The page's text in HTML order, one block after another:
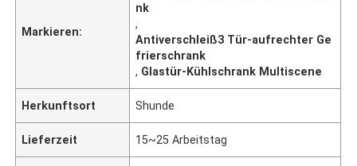
Markieren:
nk
,
Antiverschleiß3 Tür-aufrechter Ge
frierschrank
, Glastür-Kühlschrank Multiscene
Herkunftsort Shunde
Lieferzeit 15~25 Arbeitstag